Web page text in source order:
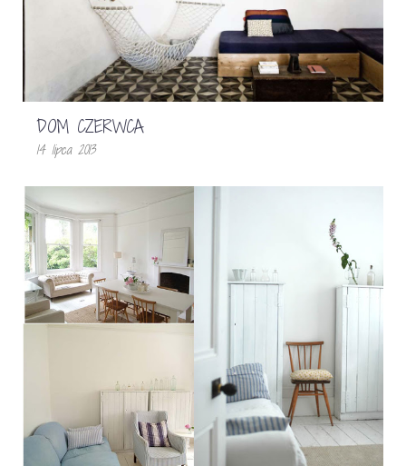
DOM CZERWCA
14 lipca 2013